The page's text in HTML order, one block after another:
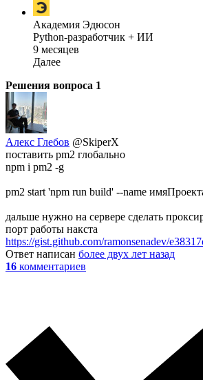
Академия Эдюсон
Python-разработчик + ИИ
9 месяцев
Далее
Решения вопроса 1
Алекс Глебов @SkiperX
поставить pm2 глобально
npm i pm2 -g
pm2 start 'npm run build' --name
дальше нужно на сервере сделать
порт работы накста
https://gist.github.com/ramonsenadev/
Ответ написан более двух лет назад
16 комментариев